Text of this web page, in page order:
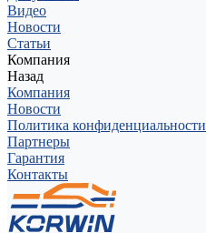
Видео
Новости
Статьи
Компания
Назад
Компания
Новости
Политика конфиденциальности
Партнеры
Гарантия
Контакты